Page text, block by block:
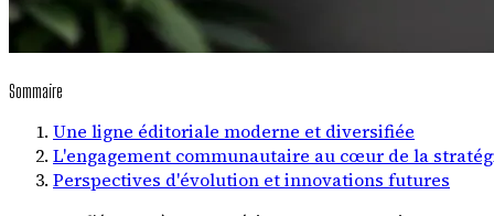
Sommaire
Une ligne éditoriale moderne et diversifiée
L'engagement communautaire au cœur de la
Perspectives d'évolution et innovations futures